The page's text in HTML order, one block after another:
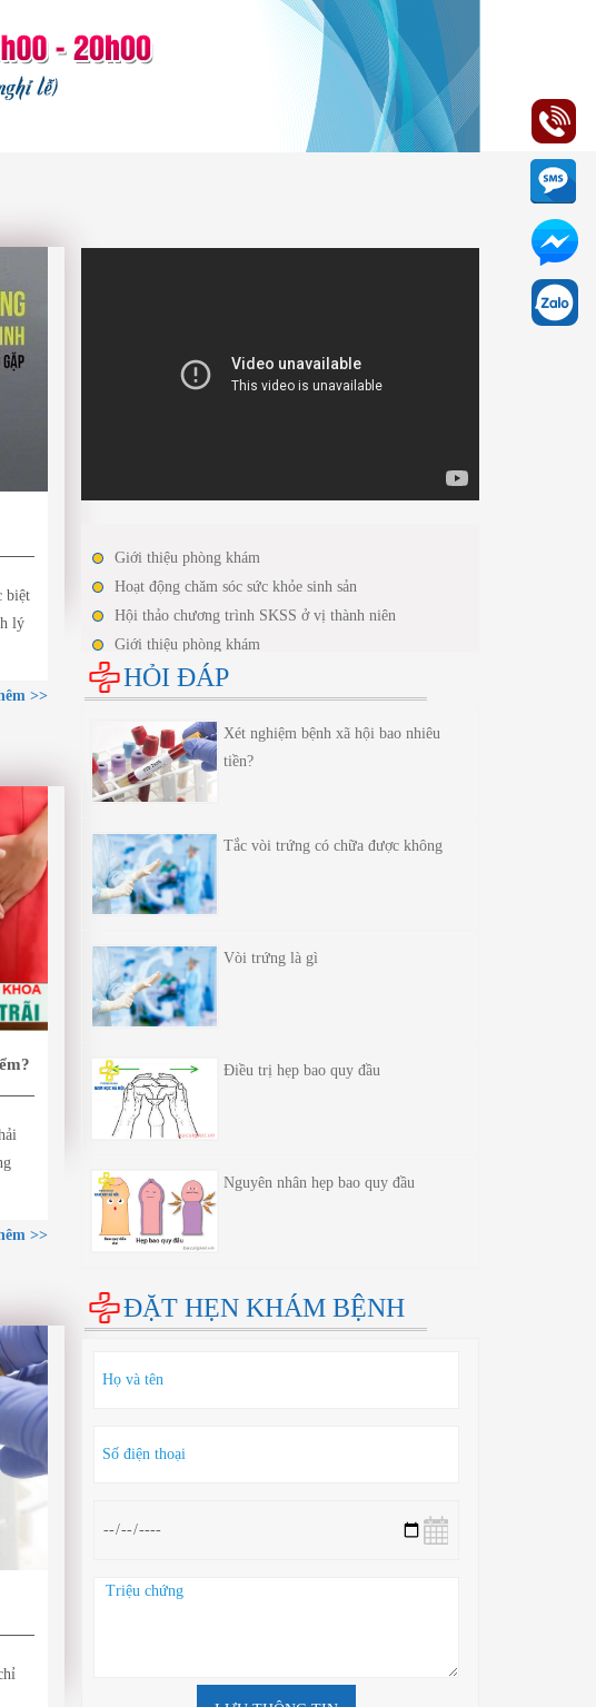
biệt
lý
>>
>>
Giới thiệu phòng khám
Hoạt động chăm sóc sức khỏe sinh sản
Hội thảo chương trình SKSS ở vị thành niên
Giới thiệu phòng khám
Hoạt động chăm sóc sức khỏe sinh sản
Hội thảo chương trình SKSS ở vị thành niên
HỎI ĐÁP
Xét nghiệm bệnh xã hội bao nhiêu
tiền?
Tắc vòi trứng có chữa được không
Vòi trứng là gì
Điều trị hẹp bao quy đầu
Nguyên nhân hẹp bao quy đầu
ĐẶT HẸN KHÁM BỆNH